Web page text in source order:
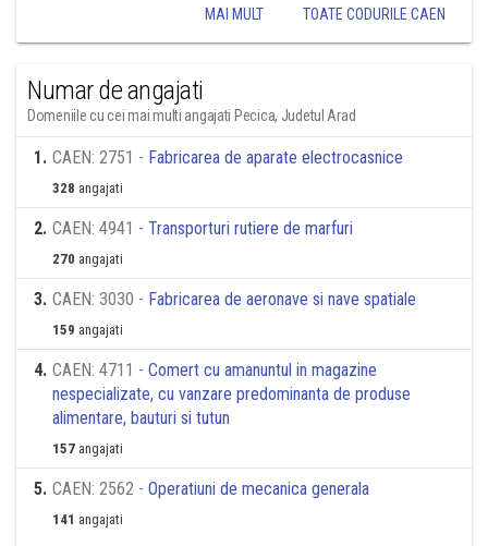
MAI MULT TOATE CODURILE CAEN
Numar de angajati
Domeniile cu cei mai multi angajati Pecica, Judetul Arad
1. CAEN: 2751 - Fabricarea de aparate electrocasnice
328 angajati
2. CAEN: 4941 - Transporturi rutiere de marfuri
270 angajati
3. CAEN: 3030 - Fabricarea de aeronave si nave spatiale
159 angajati
4. CAEN: 4711 - Comert cu amanuntul in magazine
nespecializate, cu vanzare predominanta de produse
alimentare, bauturi si tutun
157 angajati
5. CAEN: 2562 - Operatiuni de mecanica generala
141 angajati